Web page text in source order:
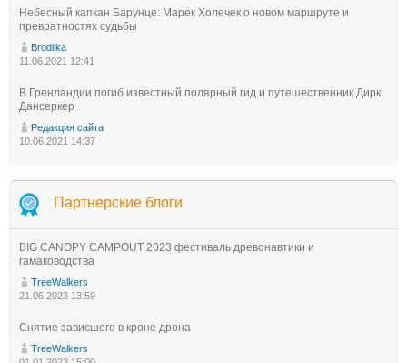
Небесный капкан Барунце: Марек Холечек о новом маршруте и
превратностях судьбы
Brodilka
11.06.2021 12:41
В Гренландии погиб известный полярный гид и путешественник Дирк
Дансеркер
Редакция сайта
10.06.2021 14:37
Партнерские блоги
BIG CANOPY CAMPOUT 2023 фестиваль древонавтики и
гамаководства
TreeWalkers
21.06.2023 13:59
Снятие зависшего в кроне дрона
TreeWalkers